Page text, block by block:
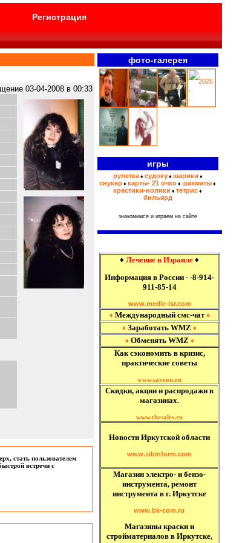
Регистрация
03-04-2008 в 00:33
стать пользователем
встречи с
фото-галерея
игры
рулетка♦ судоку♦ шарики ♦
снукер ♦ карты- 21 очко ♦ шахматы ♦
крестики-нолики ♦ тетрис ♦
бильярд
знакомимся и играем на сайте
♦ Лечение в Израиле ♦
Информация в России - -8-914-
911-85-14
www.medic-isr.com
♦ Международный смс-чат♦
♦ Заработать WMZ ♦
♦ Обменять WMZ ♦
Как сэкономить в кризис,
практические советы
www.saveon.ru
Скидки, акции и распродажи в
магазинах.
www.thesales.ru
Новости Иркутской области
www.sibinform.com
Магазин электро- и бензо-
инструмента, ремонт
инструмента в г. Иркутске
www.bk-com.ru
Магазины краски и
стройматериалов в Иркутске,